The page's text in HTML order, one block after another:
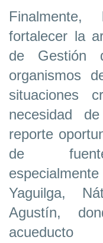
fortalecer la
de Gestión
organismos
situaciones
necesidad
reporte
de
Yaguilga,
Agustín,
acueducto